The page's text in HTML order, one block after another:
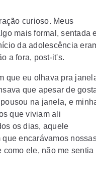
curioso. Meus
mais formal, sentada
da adolescência
a fora, post-it's.
que eu olhava pra
que apesar de
na janela, e
que viviam ali
os dias, aquele
encarávamos
ele, não me sentia